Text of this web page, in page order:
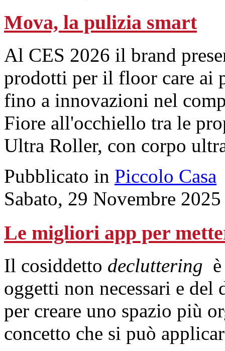
Mova, la pulizia smart
Al CES 2026 il brand
prodotti per il floor care ai
fino a innovazioni nel
Fiore all'occhiello tra le
Ultra Roller, con corpo
Pubblicato in Piccolo Casa
Sabato, 29 Novembre
Le migliori app per
Il cosiddetto decluttering
oggetti non necessari e
per creare uno spazio più
concetto che si può